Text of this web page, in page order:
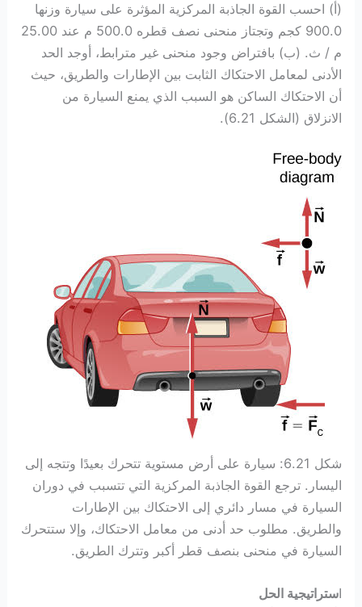
(أ) احسب القوة الجاذبة المركزية المؤثرة على سيارة وزنها
900.0 كجم وتجتاز منحنى نصف قطره 500.0 م عند 25.00
م / ث. (ب) بافتراض وجود منحنى غير مترابط، أوجد الحد
الأدنى لمعامل الاحتكاك الثابت بين الإطارات والطريق، حيث
أن الاحتكاك الساكن هو السبب الذي يمنع السيارة من
الانزلاق (الشكل 6.21).
شكل 6.21: سيارة على أرض مستوية تتحرك بعيدًا وتتجه إلى
اليسار. ترجع القوة الجاذبة المركزية التي تتسبب في دوران
السيارة في مسار دائري إلى الاحتكاك بين الإطارات
والطريق. مطلوب حد أدنى من معامل الاحتكاك، وإلا ستتحرك
السيارة في منحنى بنصف قطر أكبر وتترك الطريق.
استراتيجية الحل